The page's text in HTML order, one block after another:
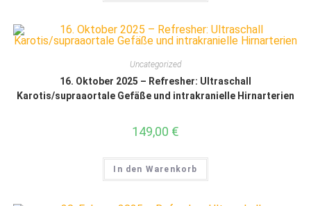
Uncategorized
16. Oktober 2025 – Refresher: Ultraschall
Karotis/supraaortale Gefäße und intrakranielle Hirnarterien
149,00 €
In den Warenkorb